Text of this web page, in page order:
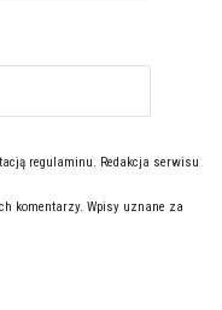
regulaminu. Redakcja serwisu
komentarzy. Wpisy uznane za